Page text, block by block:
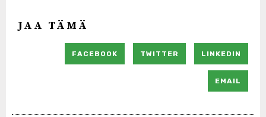
JAA TÄMÄ
FACEBOOK TWITTER LINKEDIN
EMAIL